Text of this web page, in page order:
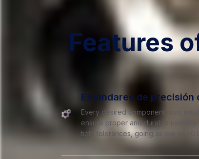
Features
Estándares de precisión
Every desired component must
ensure proper and durable
tight tolerances, going as low as